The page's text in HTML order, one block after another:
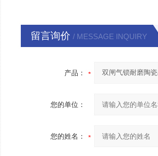
留言询价 / MESSAGE INQUIRY
产品：
您的单位：
您的姓名：